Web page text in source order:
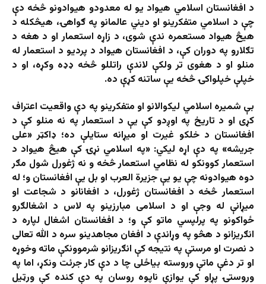
د افغانستان اسلامي هیواد یو له معدودو هیوادونو څخه دې
چې د اسلامي متفکرینو او دیني عالمانو په ګواهۍ، هیڅکله د
هیڅ هیواد مستعمره ندې شوی، د زاړه استعمار او د هغه د
تګلارو په دوران کې، د افغانستان هیواد د پردیو د استعمار له
منلو او د هغوی تر ولکې لاندې راتللو څخه ډډه وکړه، او د
خپلې خپلواکۍ څخه یې ساتنه کړې ده.
بې شمیره اسلامي لیکوالانو او متفکرینو په دې واقعیت اعتراف
کړی او د تاریخ په اوږدو کې یې د استعمار په نه منلو کې د
افغانستان د خلکو غیرت او میړانه ستایلې ده؛ ډاکټر «علی
جریشه» په دې اړه لیکي: «په اسلامي نړۍ کې هیڅ هیواد د
استعمار کوونکو له نظامي استعمار څخه و نه ژغورل شول مګر
دوه هیوادونه چې یو یې جزیرة العرب او بل یې افغانستان و؛ له
استعمار څخه د افغانستان ژغورل، د افغانانو د شجاعت او
میړانې له وجې او د اسلامی مبارزینو په لاس د اشغالګرو
ځواکونو په پرلپسي ماتو کې و؛ د افغانستان اشغال لپاره د
انګریزانو د هڅو په وړاندې د افغان مجاهدینو سره د الله تعالی
د نصرت او مرستې په نتیجه کې انګریزانو شرموونکې ماته وخوړه
او تر دغې ماتې وروسته بیاځلی چا د دې کار جرئت ونکړ، اما په
وروستۍ پړاو کې یوازې ناپوه روسان په دې کنده کې ورټیل